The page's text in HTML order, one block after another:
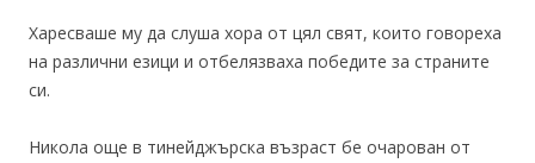
Харесваше му да слуша хора от цял свят, които говореха
на различни езици и отбелязваха победите за страните
си.
Никола още в тинейджърска възраст бе очарован от